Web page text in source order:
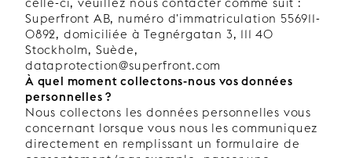
Superfront AB, numéro d'immatriculation 556911-
0892, domiciliée à Tegnérgatan 3, 111 40
Stockholm, Suède,
dataprotection@superfront.com
À quel moment collectons-nous vos données
personnelles ?
Nous collectons les données personnelles vous
concernant lorsque vous nous les communiquez
directement en remplissant un formulaire de